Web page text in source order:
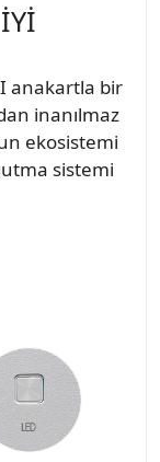
anakartla bir
inanılmaz
ekosistemi
sistemi